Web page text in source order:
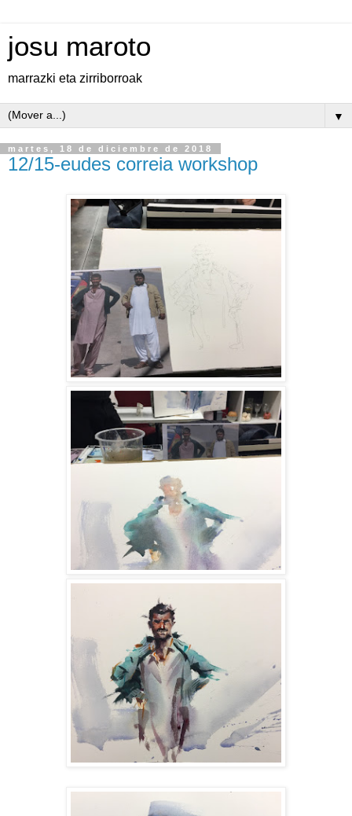
josu maroto
marrazki eta zirriborroak
▼
martes, 18 de diciembre de 2018
12/15-eudes correia workshop